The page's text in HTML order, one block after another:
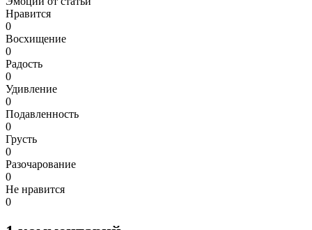
Нравится
0
Восхищение
0
Радость
0
Удивление
0
Подавленность
0
Грусть
0
Разочарование
0
Не нравится
0